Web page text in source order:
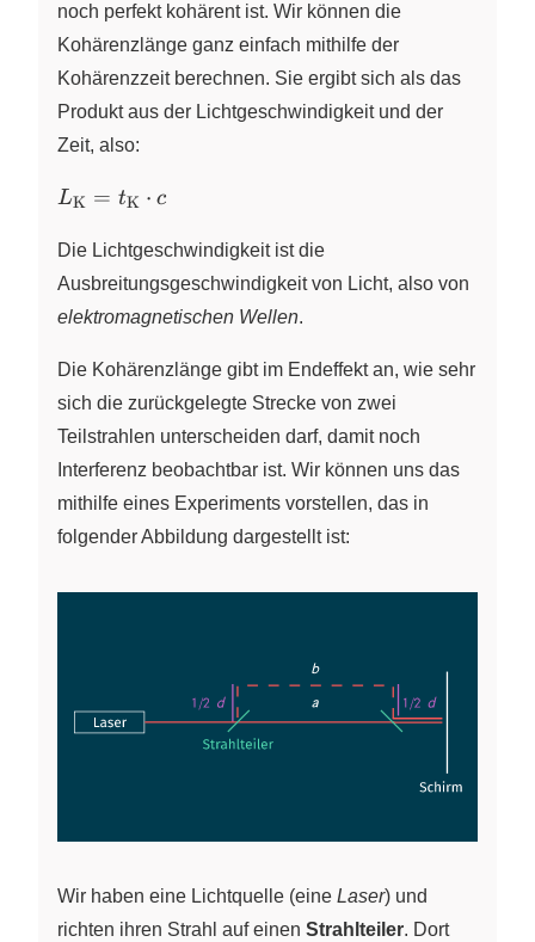
noch perfekt kohärent ist. Wir können die
Kohärenzlänge ganz einfach mithilfe der
Kohärenzzeit berechnen. Sie ergibt sich als das
Produkt aus der Lichtgeschwindigkeit und der
Zeit, also:
L_\text{K}
t_\text{K}
\cdot c
LK = tK ⋅ c
Die Lichtgeschwindigkeit ist die
Ausbreitungsgeschwindigkeit von Licht, also von
elektromagnetischen Wellen.
Die Kohärenzlänge gibt im Endeffekt an, wie sehr
sich die zurückgelegte Strecke von zwei
Teilstrahlen unterscheiden darf, damit noch
Interferenz beobachtbar ist. Wir können uns das
mithilfe eines Experiments vorstellen, das in
folgender Abbildung dargestellt ist:
Wir haben eine Lichtquelle (eine Laser) und
richten ihren Strahl auf einen Strahlteiler. Dort